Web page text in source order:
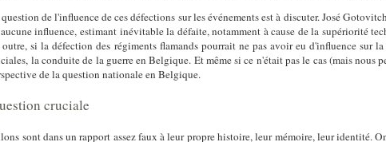
de l'influence de ces défections sur les événements est à discuter. José
influence, estimant inévitable la défaite, notamment à cause de la supériorité
si la défection des régiments flamands pourrait ne pas avoir eu d'influence sur
la conduite de la guerre en Belgique. Et même si ce n'était pas le cas (mais nous
de la question nationale en Belgique.
cruciale
sont dans un rapport assez faux à leur propre histoire, leur mémoire, leur